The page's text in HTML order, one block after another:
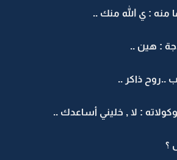
منه : ي الله منك ..
: هين ..
..روح ذاكر ..
: لا , خليني أساعدك ..
؟